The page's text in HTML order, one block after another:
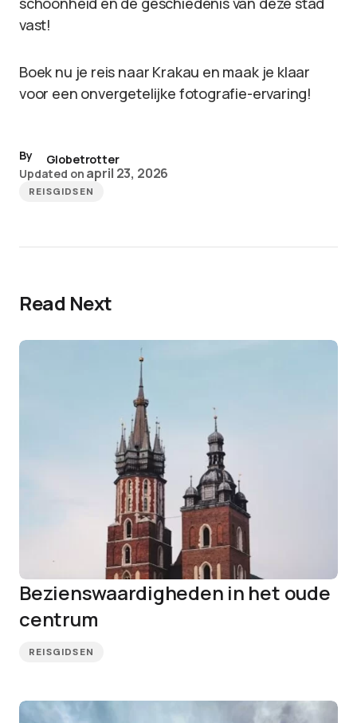
vast!
Boek nu je reis naar Krakau en maak je klaar
voor een onvergetelijke fotografie-ervaring!
By
Globetrotter
Updated on april 23, 2026
REISGIDSEN
Read Next
Bezienswaardigheden in het oude
centrum
REISGIDSEN